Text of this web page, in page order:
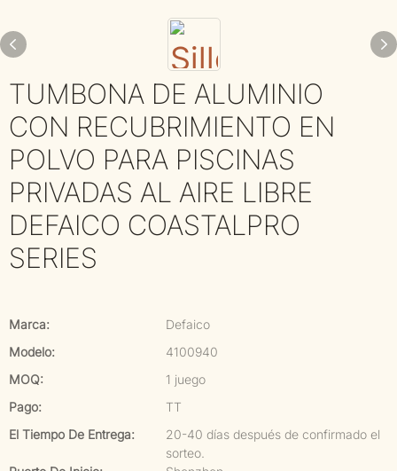
TUMBONA DE ALUMINIO
CON RECUBRIMIENTO EN
POLVO PARA PISCINAS
PRIVADAS AL AIRE LIBRE
DEFAICO COASTALPRO
SERIES
Marca:
Defaico
Modelo:
4100940
MOQ:
1 juego
Pago:
TT
El Tiempo De Entrega:
20-40 días después de confirmado el
sorteo.